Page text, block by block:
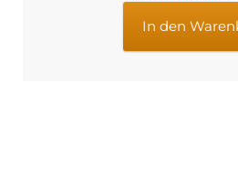
In den